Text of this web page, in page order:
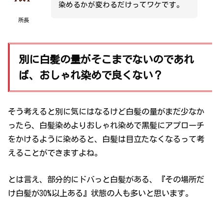
所長
染めるかが変わるだけってワケです。
別に白髪の量がそこまでないのであれ
ば、おしゃれ染めで良くない？
そう考えると別に気にはなるけど白髪の量がまだ少なか
ったら、白髪染めよりおしゃれ染めで黒髪にアプローチ
をかけるように染めると、白髪は目立たなくなるって考
えることができますよね。
とは言え、部分的にドバっと白髪がある、『その場所だ
け白髪が30%以上ある』状態の人も多いと思います。